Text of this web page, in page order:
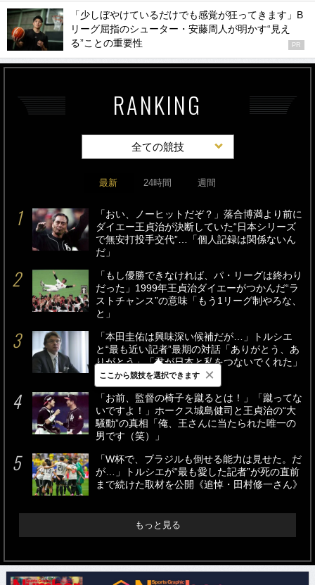
「少しぼやけているだけでも感覚が狂ってきます」B
リーグ屈指のシューター・安藤周人が明かす“見え
る”ことの重要性
PR
RANKING
全ての競技
最新 24時間 週間
「おい、ノーヒットだぞ？」落合博満より前に
ダイエー王貞治が決断していた“日本シリーズ
で無安打投手交代”…「個人記録は関係ないん
だ」
「もし優勝できなければ、パ・リーグは終わり
だった」1999年王貞治ダイエーがつかんだ“ラ
ストチャンス”の意味「もう1リーグ制やろな、
と」
「本田圭佑は興味深い候補だが…」トルシエ
と“最も近い記者”最期の対話「ありがとう、あ
りがとう」「君が日本と私をつないでくれた」
《追悼・田村修一さん》
「お前、監督の椅子を蹴るとは！」「蹴ってな
いですよ！」ホークス城島健司と王貞治の“大
騒動”の真相「俺、王さんに当たられた唯一の
男です（笑）」
「W杯で、ブラジルも倒せる能力は見せた。だ
が…」トルシエが“最も愛した記者”が死の直前
まで続けた取材を公開《追悼・田村修一さん》
もっと見る
ここから競技を選択できます ×